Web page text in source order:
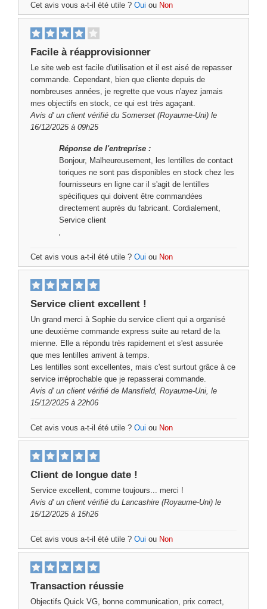
Cet avis vous a-t-il été utile ? Oui ou Non
Facile à réapprovisionner
Le site web est facile d'utilisation et il est aisé de repasser
commande. Cependant, bien que cliente depuis de
nombreuses années, je regrette que vous n'ayez jamais
mes objectifs en stock, ce qui est très agaçant.
Avis d' un client vérifié du Somerset (Royaume-Uni) le
16/12/2025 à 09h25
Réponse de l'entreprise :
Bonjour, Malheureusement, les lentilles de contact
toriques ne sont pas disponibles en stock chez les
fournisseurs en ligne car il s'agit de lentilles
spécifiques qui doivent être commandées
directement auprès du fabricant. Cordialement,
Service client
,
Cet avis vous a-t-il été utile ? Oui ou Non
Service client excellent !
Un grand merci à Sophie du service client qui a organisé
une deuxième commande express suite au retard de la
mienne. Elle a répondu très rapidement et s'est assurée
que mes lentilles arrivent à temps.
Les lentilles sont excellentes, mais c'est surtout grâce à ce
service irréprochable que je repasserai commande.
Avis d' un client vérifié de Mansfield, Royaume-Uni, le
15/12/2025 à 22h06
Cet avis vous a-t-il été utile ? Oui ou Non
Client de longue date !
Service excellent, comme toujours... merci !
Avis d' un client vérifié du Lancashire (Royaume-Uni) le
15/12/2025 à 15h26
Cet avis vous a-t-il été utile ? Oui ou Non
Transaction réussie
Objectifs Quick VG, bonne communication, prix correct,